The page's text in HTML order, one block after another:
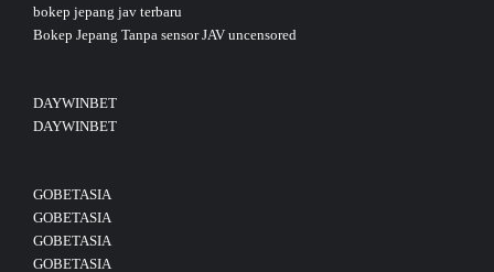
bokep jepang jav terbaru
Bokep Jepang Tanpa sensor JAV uncensored
DAYWINBET
DAYWINBET
GOBETASIA
GOBETASIA
GOBETASIA
GOBETASIA